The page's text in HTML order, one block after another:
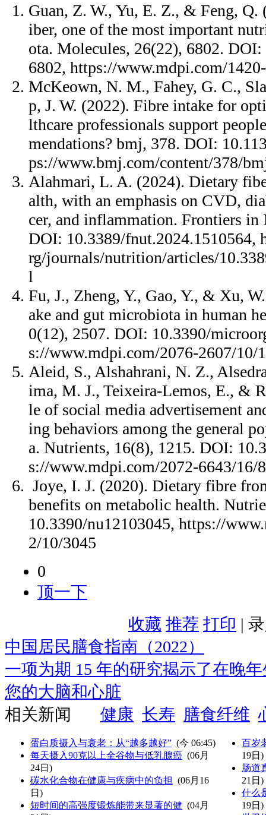
Guan, Z. W., Yu, E. Z., & Feng,
iber, one of the most important
ota. Molecules, 26(22), 6802.
6802, https://www.mdpi.com/
McKeown, N. M., Fahey, G. C.,
p, J. W. (2022). Fibre intake for
lthcare professionals support
mendations? bmj, 378. DOI:
ps://www.bmj.com/content/378/
Alahmari, L. A. (2024). Dietary
alth, with an emphasis on CVD,
cer, and inflammation. Frontiers
DOI: 10.3389/fnut.2024.1510564,
rg/journals/nutrition/articles/
l
Fu, J., Zheng, Y., Gao, Y., & Xu,
ake and gut microbiota in human
0(12), 2507. DOI: 10.3390/
s://www.mdpi.com/2076-2607/10/
Aleid, S., Alshahrani, N. Z.,
ima, M. J., Teixeira-Lemos, E., &
le of social media advertisement
ing behaviors among the general
a. Nutrients, 16(8), 1215. DOI:
s://www.mdpi.com/2072-6643/16/
Joye, I. J. (2020). Dietary fibre
benefits on metabolic health.
10.3390/nu12103045, https://
2/10/3045
0
顶一下
收藏 推荐 打印 |
中国居民膳食指南（2022）
一项为期 15 年的研究揭示了在晚
您的大脑和心脏
相关新闻
健康 长寿 膳食纤维
蛋白质摄入与衰老：从“越多越好” (今 06:45)
每天摄入90克以上全谷物与低乳腺癌 (06月
24日)
碳水化合物在健康与疾病中的负担 (06月16
日)
短时间的高强度锻炼能带来显著的健 (04月
百岁
19日)
肠道
21日)
什么
19日)